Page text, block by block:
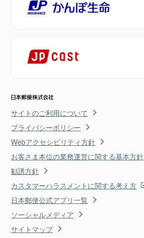
サイトのご利用について
プライバシーポリシー
Webアクセシビリティ方針
お客さま本位の業務運営に関する基本方針
勧誘方針
カスタマーハラスメントに関する考え方
日本郵便公式アプリ一覧
ソーシャルメディア
サイトマップ